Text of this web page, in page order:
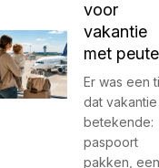
voor
vakantie
met
Er was een
dat vakantie
betekende:
paspoort
pakken,